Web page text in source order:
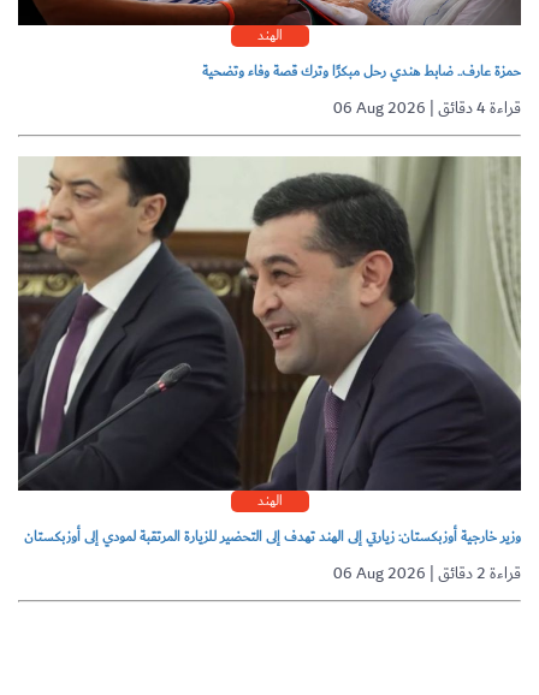
الهند
حمزة عارف.. ضابط هندي رحل مبكرًا وترك قصة وفاء وتضحية
06 Aug 2026 | قراءة 4 دقائق
الهند
وزير خارجية أوزبكستان: زيارتي إلى الهند تهدف إلى التحضير للزيارة المرتقبة لمودي إلى أوزبكستان
06 Aug 2026 | قراءة 2 دقائق